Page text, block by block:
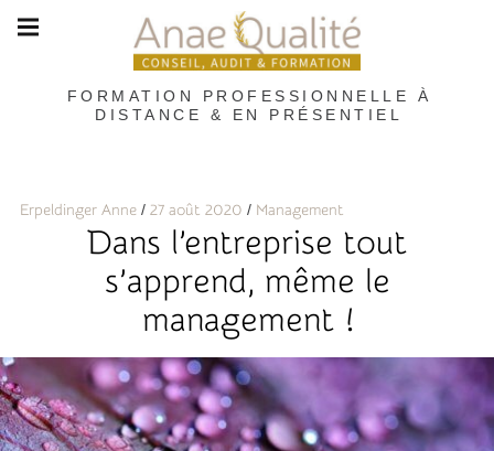
FORMATION PROFESSIONNELLE À
DISTANCE & EN PRÉSENTIEL
navigation
Erpeldinger Anne 27 août 2020 Management
Dans l’entreprise tout
s’apprend, même le
management !